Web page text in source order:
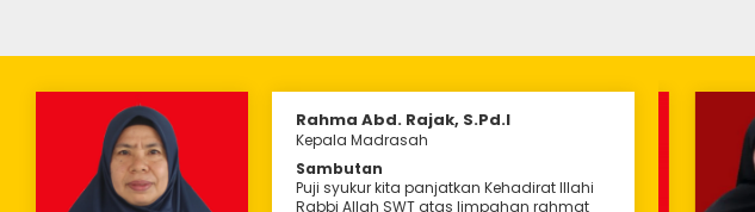
Rahma Abd. Rajak, S.Pd.I
Kepala Madrasah
Sambutan
Puji syukur kita panjatkan Kehadirat Illahi
Rabbi Allah SWT atas limpahan rahmat